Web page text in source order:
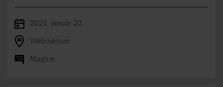
2025. január 20.
Webinárium
Magyar